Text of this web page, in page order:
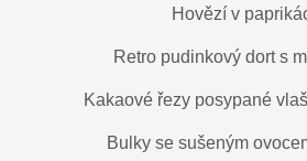
Hovězí v
Retro pudinkový dort s
Kakaové řezy posypané
Bulky se sušeným